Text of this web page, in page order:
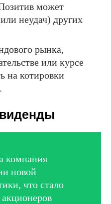
может
неудач) других
рынка,
или курсе
на котировки
компания
новой
что стало